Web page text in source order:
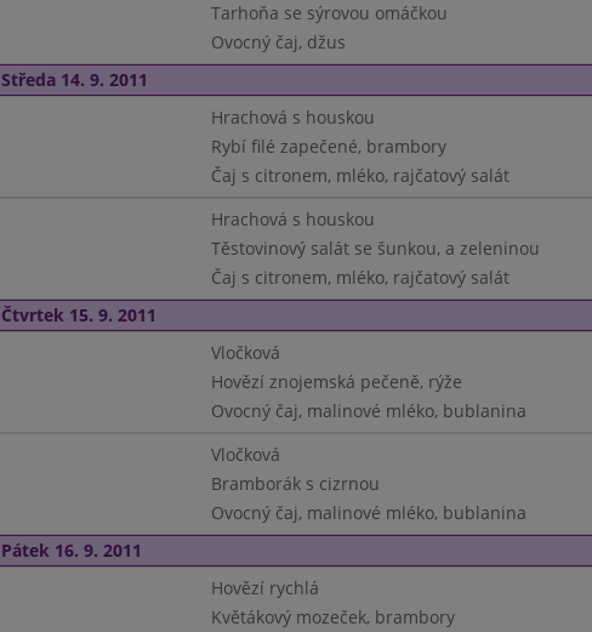
Tarhoňa se sýrovou omáčkou
Ovocný čaj, džus
Středa 14. 9. 2011
Hrachová s houskou
Rybí filé zapečené, brambory
Čaj s citronem, mléko, rajčatový salát
Hrachová s houskou
Těstovinový salát se šunkou, a zeleninou
Čaj s citronem, mléko, rajčatový salát
Čtvrtek 15. 9. 2011
Vločková
Hovězí znojemská pečeně, rýže
Ovocný čaj, malinové mléko, bublanina
Vločková
Bramborák s cizrnou
Ovocný čaj, malinové mléko, bublanina
Pátek 16. 9. 2011
Hovězí rychlá
Květákový mozeček, brambory